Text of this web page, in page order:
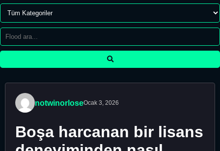
notwinorloseOcak 3, 2026
Boşa harcanan bir lisans